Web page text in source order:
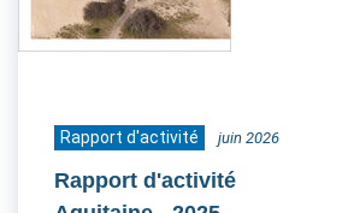
Rapport d'activité juin 2026
Rapport d'activité